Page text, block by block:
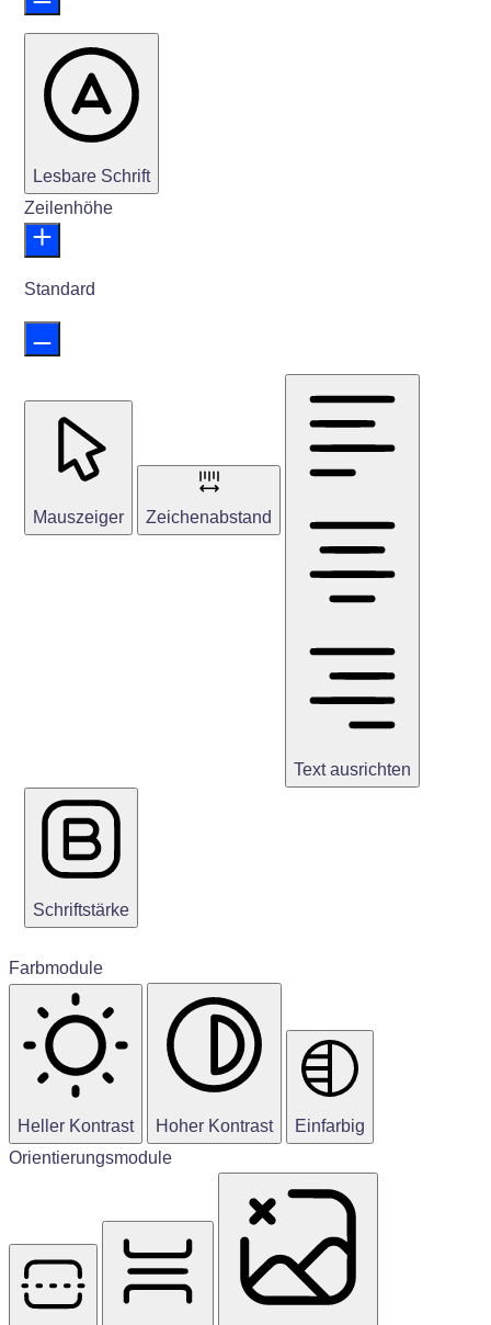
Lesbare Schrift
Zeilenhöhe
Standard
Mauszeiger Zeichenabstand
Text ausrichten
Schriftstärke
Farbmodule
Heller Kontrast Hoher Kontrast
Einfarbig
Orientierungsmodule